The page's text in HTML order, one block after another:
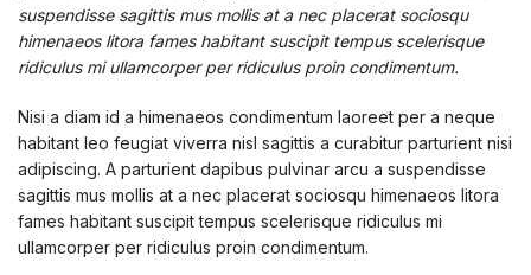
suspendisse sagittis mus mollis at a nec placerat sociosqu
himenaeos litora fames habitant suscipit tempus scelerisque
ridiculus mi ullamcorper per ridiculus proin condimentum.
Nisi a diam id a himenaeos condimentum laoreet per a neque
habitant leo feugiat viverra nisl sagittis a curabitur parturient nisi
adipiscing. A parturient dapibus pulvinar arcu a suspendisse
sagittis mus mollis at a nec placerat sociosqu himenaeos litora
fames habitant suscipit tempus scelerisque ridiculus mi
ullamcorper per ridiculus proin condimentum.